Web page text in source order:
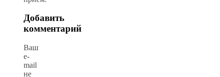
Добавить
комментарий
Ваш
e-
mail
не